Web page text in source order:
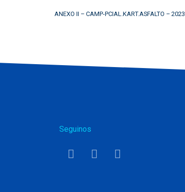
ANEXO II – CAMP-PCIAL.KART.ASFALTO – 2023
Seguinos